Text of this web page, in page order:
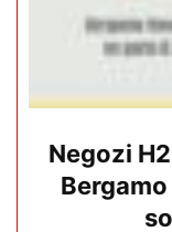
Negozi